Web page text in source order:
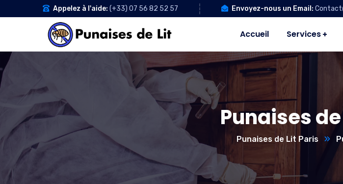
Appelez à l'aide: (+33) 07 56 82 52 57 Envoyez-nous un Email:
Accueil Services
Punaises
Punaises de Lit Paris